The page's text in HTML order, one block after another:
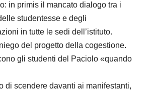
in primis il mancato dialogo tra i
studentesse e degli
in tutte le sedi dell’istituto.
del progetto della cogestione.
gli studenti del Paciolo «quando
di scendere davanti ai manifestanti,